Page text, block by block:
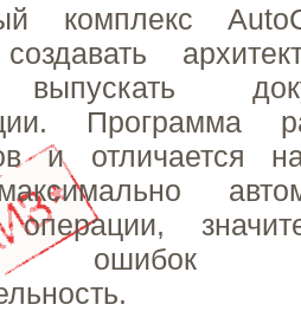
комплекс
выпускать
Программа
и отличается
операции,